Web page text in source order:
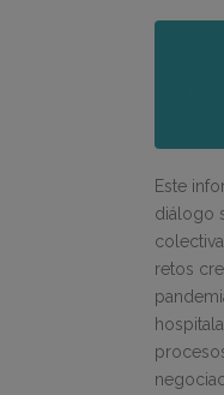
Este
diálogo
retos